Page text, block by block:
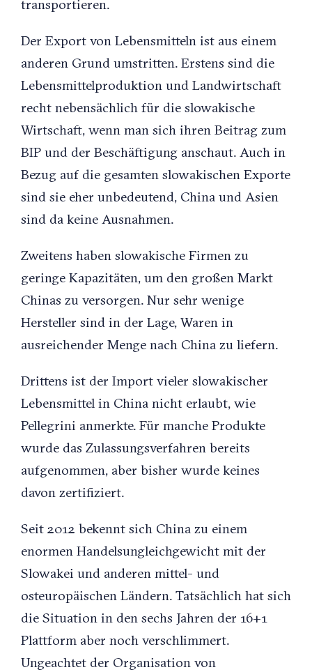
transportieren.
Der Export von Lebensmitteln ist aus einem
anderen Grund umstritten. Erstens sind die
Lebensmittelproduktion und Landwirtschaft
recht nebensächlich für die slowakische
Wirtschaft, wenn man sich ihren Beitrag zum
BIP und der Beschäftigung anschaut. Auch in
Bezug auf die gesamten slowakischen Exporte
sind sie eher unbedeutend, China und Asien
sind da keine Ausnahmen.
Zweitens haben slowakische Firmen zu
geringe Kapazitäten, um den großen Markt
Chinas zu versorgen. Nur sehr wenige
Hersteller sind in der Lage, Waren in
ausreichender Menge nach China zu liefern.
Drittens ist der Import vieler slowakischer
Lebensmittel in China nicht erlaubt, wie
Pellegrini anmerkte. Für manche Produkte
wurde das Zulassungsverfahren bereits
aufgenommen, aber bisher wurde keines
davon zertifiziert.
Seit 2012 bekennt sich China zu einem
enormen Handelsungleichgewicht mit der
Slowakei und anderen mittel- und
osteuropäischen Ländern. Tatsächlich hat sich
die Situation in den sechs Jahren der 16+1
Plattform aber noch verschlimmert.
Ungeachtet der Organisation von